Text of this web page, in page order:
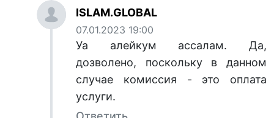
ISLAM.GLOBAL
07.01.2023 19:00
Уа алейкум ассалам. Да,
дозволено, поскольку в данном
случае комиссия - это оплата
услуги.